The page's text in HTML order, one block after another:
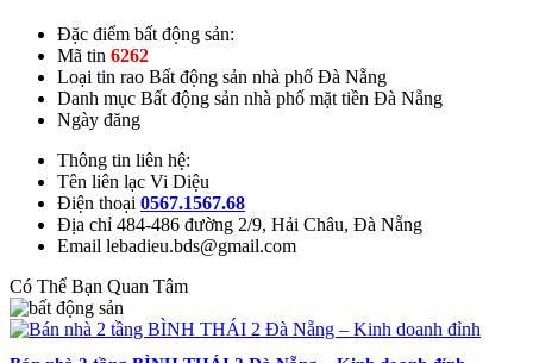
Đặc điểm bất động sản:
Mã tin 6262
Loại tin rao Bất động sản nhà phố Đà Nẵng
Danh mục Bất động sản nhà phố mặt tiền Đà Nẵng
Ngày đăng
Thông tin liên hệ:
Tên liên lạc Vi Diệu
Điện thoại 0567.1567.68
Địa chỉ 484-486 đường 2/9, Hải Châu, Đà Nẵng
Email lebadieu.bds@gmail.com
Có Thể Bạn Quan Tâm